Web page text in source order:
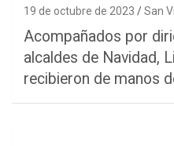
19 de octubre de 2023 San
Acompañados por
alcaldes de Navidad,
recibieron de manos